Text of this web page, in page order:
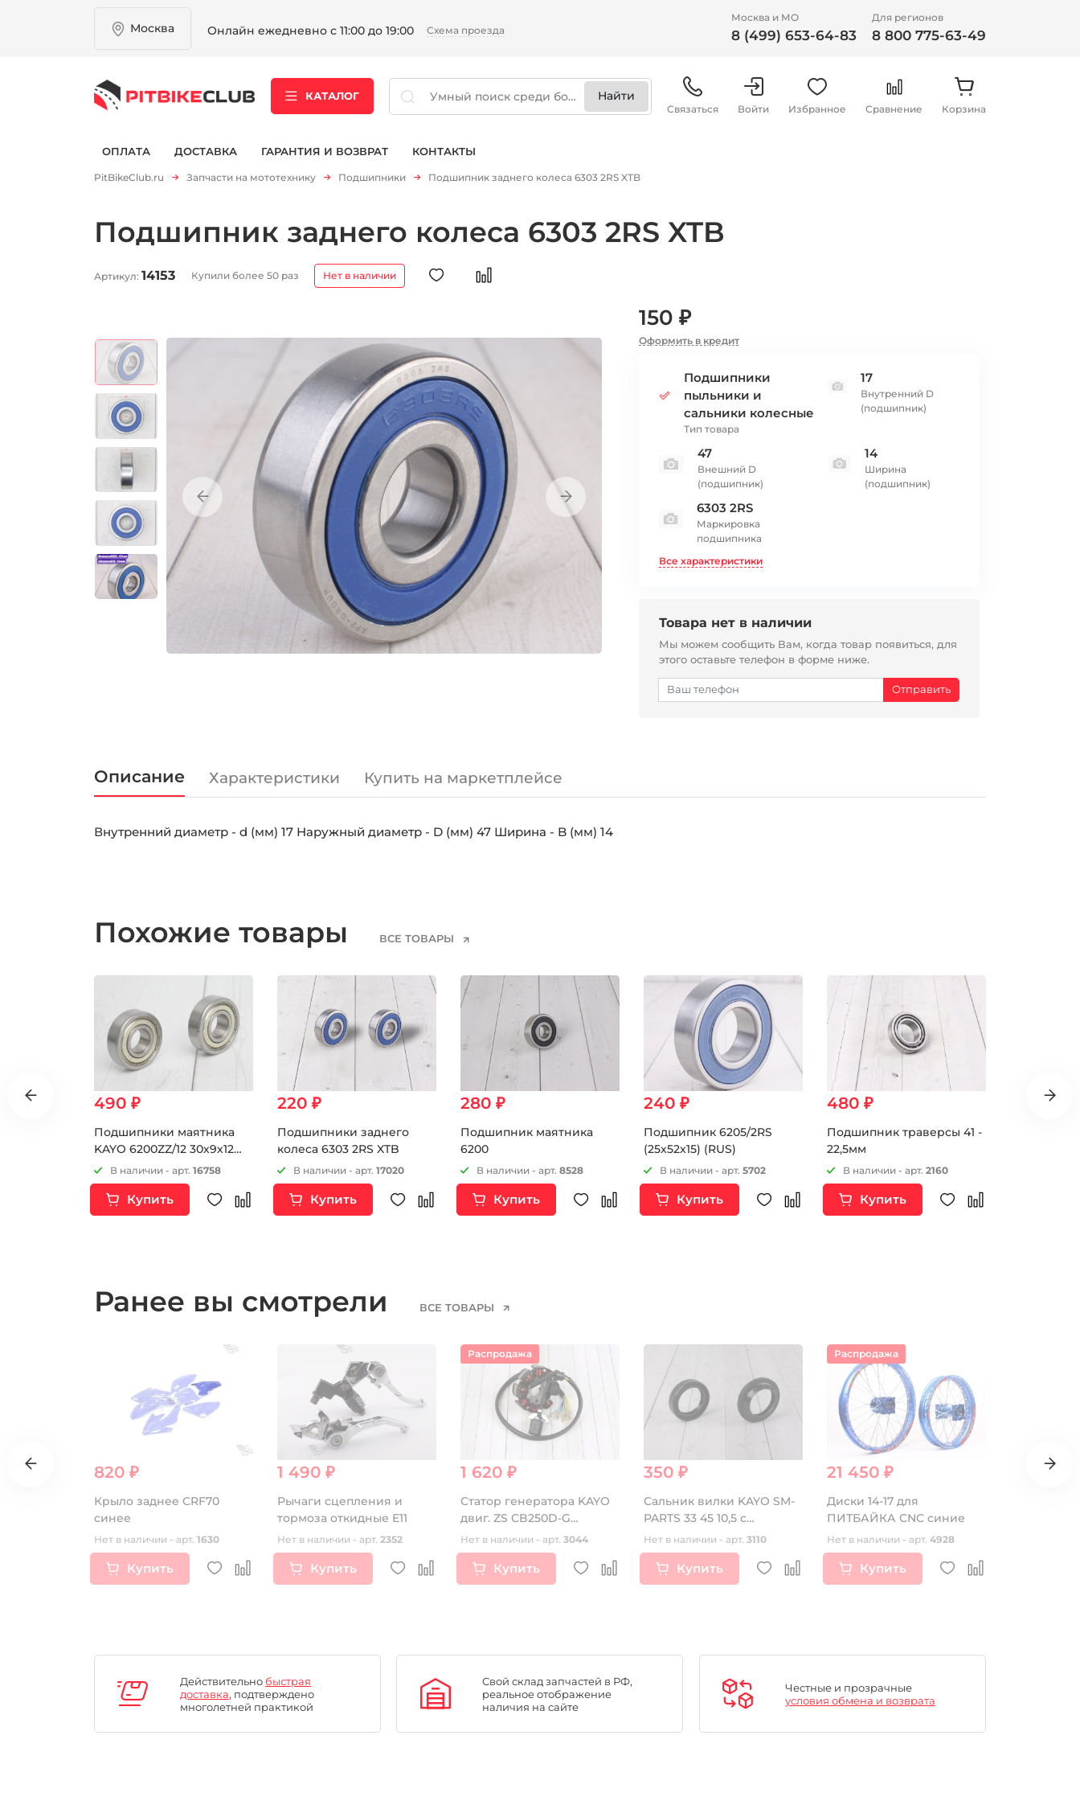
Москва Онлайн ежедневно с 11:00 до 19:00 Схема проезда
Москва и МО
8 (499) 653-64-83
Для регионов
8 800 775-63-49
КАТАЛОГ
Связаться Войти Избранное Сравнение Корзина
ОПЛАТА ДОСТАВКА ГАРАНТИЯ И ВОЗВРАТ КОНТАКТЫ
PitBikeClub.ru Запчасти на мототехнику Подшипники Подшипник заднего колеса 6303 2RS XTB
Подшипник заднего колеса 6303 2RS XTB
Артикул: 14153 Купили более 50 раз Нет в наличии
150 ₽
Оформить в кредит
Подшипники
пыльники и
сальники колесные
Тип товара
17
Внутренний D
(подшипник)
47
Внешний D
(подшипник)
14
Ширина
(подшипник)
6303 2RS
Маркировка
подшипника
Все характеристики
Товара нет в наличии
Мы можем сообщить Вам, когда товар появиться, для
этого оставьте телефон в форме ниже.
Описание Характеристики Купить на маркетплейсе
Внутренний диаметр - d (мм) 17 Наружный диаметр - D (мм) 47 Ширина - B (мм) 14
Похожие товары ВСЕ ТОВАРЫ
490 ₽
Подшипники маятника
KAYO 6200ZZ/12 30х9х12
(Пара 2шт)
В наличии - арт. 16758
Купить
220 ₽
Подшипники заднего
колеса 6303 2RS XTB
В наличии - арт. 17020
Купить
280 ₽
Подшипник маятника
6200
В наличии - арт. 8528
Купить
240 ₽
Подшипник 6205/2RS
(25x52x15) (RUS)
В наличии - арт. 5702
Купить
480 ₽
Подшипник траверсы 41 -
22,5мм
В наличии - арт. 2160
Купить
520 ₽
Ранее вы смотрели ВСЕ ТОВАРЫ
820 ₽
Крыло заднее CRF70
синее
Нет в наличии - арт. 1630
Купить
1 490 ₽
Рычаги сцепления и
тормоза откидные Е11
Нет в наличии - арт. 2352
Купить
Распродажа
1 620 ₽
Статор генератора KAYO
двиг. ZS CB250D-G
(воздушный)
Нет в наличии - арт. 3044
Купить
350 ₽
Сальник вилки KAYO SM-
PARTS 33 45 10,5 c
пыльником
Нет в наличии - арт. 3110
Купить
Распродажа
21 450 ₽
Диски 14-17 для
ПИТБАЙКА CNC синие
Нет в наличии - арт. 4928
Купить
1 205 ₽
Действительно быстрая
доставка, подтверждено
многолетней практикой
Свой склад запчастей в РФ,
реальное отображение
наличия на сайте
Честные и прозрачные
условия обмена и возврата